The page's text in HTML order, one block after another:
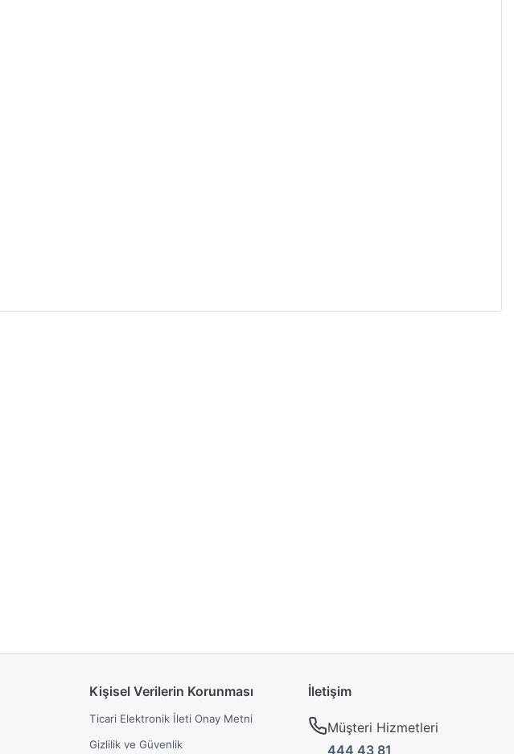
Kişisel Verilerin Korunması
Ticari Elektronik İleti Onay Metni
Gizlilik ve Güvenlik
İletişim
Müşteri Hizmetleri
444 43 81